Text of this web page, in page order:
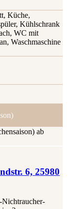
Küche,
Kühlschrank
WC mit
Waschmaschine
ab
6, 25980